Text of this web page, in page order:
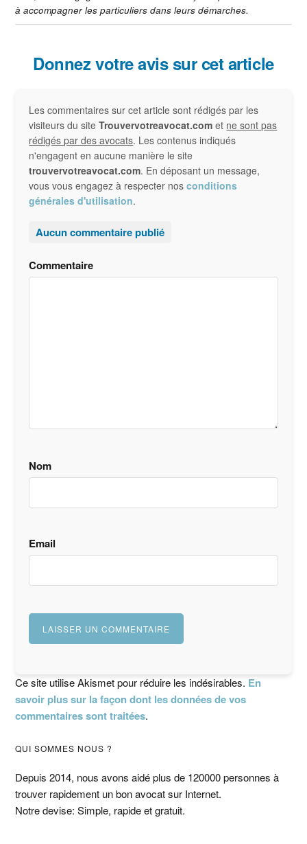
à accompagner les particuliers dans leurs démarches.
Interactions
lecteur
Donnez votre avis sur cet article
Les commentaires sur cet article sont rédigés par les
visiteurs du siteTrouvervotreavocat.com et ne sont pas
rédigés par des avocats. Les contenus indiqués
n'engagent en aucune manière le site
trouvervotreavocat.com. En déposant un message,
vous vous engagez à respecter nosconditions
générales d'utilisation.
Aucun commentaire publié
Commentaire
Nom
Email
Ce site utilise Akismet pour réduire les indésirables. En
savoir plus sur la façon dont les données de vos
commentaires sont traitées.
Barre
latérale
principale
QUI SOMMES NOUS ?
Depuis 2014, nous avons aidé plus de 120000 personnes à
trouver rapidement un bon avocat sur Internet.
Notre devise: Simple, rapide et gratuit.